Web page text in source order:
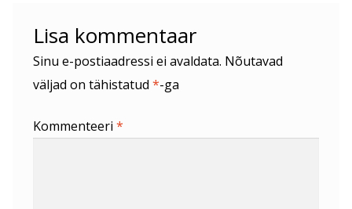
Lisa kommentaar
Sinu e-postiaadressi ei avaldata. Nõutavad
väljad on tähistatud *-ga
Kommenteeri *